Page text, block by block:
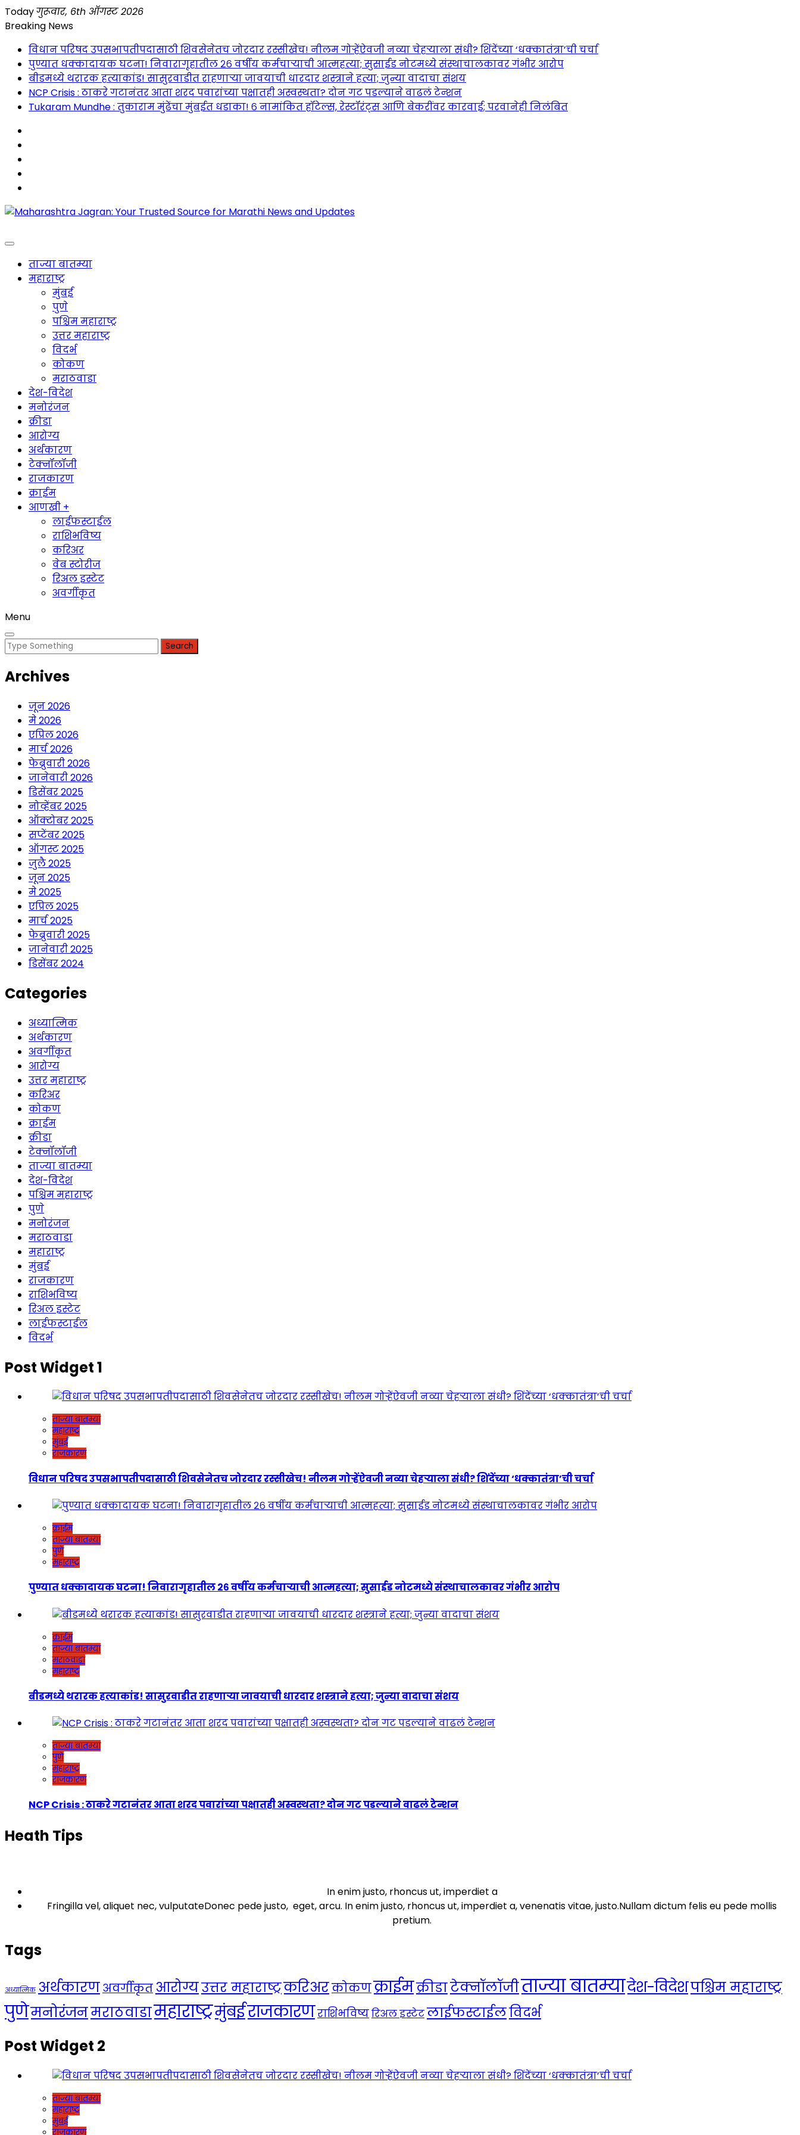
Skip
to
Todayगुरूवार, 6th ऑगस्ट 2026
Breaking News
विधान परिषद उपसभापतीपदासाठी शिवसेनेतच जोरदार रस्सीखेच! नीलम गोऱ्हेंऐवजी नव्या चेहऱ्याला संधी? शिंदेंच्या ‘धक्कातंत्रा’ची चर्चा
पुण्यात धक्कादायक घटना! निवारागृहातील २६ वर्षीय कर्मचाऱ्याची आत्महत्या; सुसाईड नोटमध्ये संस्थाचालकावर गंभीर आरोप
बीडमध्ये थरारक हत्याकांड! सासुरवाडीत राहणाऱ्या जावयाची धारदार शस्त्राने हत्या; जुन्या वादाचा संशय
NCP Crisis : ठाकरे गटानंतर आता शरद पवारांच्या पक्षातही अस्वस्थता? दोन गट पडल्याने वाढलं टेन्शन
Tukaram Mundhe : तुकाराम मुंढेंचा मुंबईत धडाका! ६ नामांकित हॉटेल्स, रेस्टॉरंट्स आणि बेकरींवर कारवाई; परवानेही निलंबित
Maharashtra Jagran : Your Trusted Companion for the Latest News
ताज्या बातम्या
महाराष्ट्र
मुंबई
पुणे
पश्चिम महाराष्ट्र
उत्तर महाराष्ट्र
विदर्भ
कोकण
मराठवाडा
देश-विदेश
मनोरंजन
क्रीडा
आरोग्य
अर्थकारण
टेक्नॉलॉजी
राजकारण
क्राईम
आणखी +
लाईफस्टाईल
राशिभविष्य
करिअर
वेब स्टोरीज
रिअल इस्टेट
अवर्गीकृत
Menu
Search
Archives
जून 2026
मे 2026
एप्रिल 2026
मार्च 2026
फेब्रुवारी 2026
जानेवारी 2026
डिसेंबर 2025
नोव्हेंबर 2025
ऑक्टोबर 2025
सप्टेंबर 2025
ऑगस्ट 2025
जुलै 2025
जून 2025
मे 2025
एप्रिल 2025
मार्च 2025
फेब्रुवारी 2025
जानेवारी 2025
डिसेंबर 2024
Categories
अध्यात्मिक
अर्थकारण
अवर्गीकृत
आरोग्य
उत्तर महाराष्ट्र
करिअर
कोकण
क्राईम
क्रीडा
टेक्नॉलॉजी
ताज्या बातम्या
देश-विदेश
पश्चिम महाराष्ट्र
पुणे
मनोरंजन
मराठवाडा
महाराष्ट्र
मुंबई
राजकारण
राशिभविष्य
रिअल इस्टेट
लाईफस्टाईल
विदर्भ
Post Widget 1
ताज्या बातम्या
महाराष्ट्र
मुंबई
राजकारण
विधान परिषद उपसभापतीपदासाठी शिवसेनेतच जोरदार रस्सीखेच! नीलम गोऱ्हेंऐवजी नव्या चेहऱ्याला संधी? शिंदेंच्या ‘धक्कातंत्रा’ची चर्चा
क्राईम
ताज्या बातम्या
पुणे
महाराष्ट्र
पुण्यात धक्कादायक घटना! निवारागृहातील २६ वर्षीय कर्मचाऱ्याची आत्महत्या; सुसाईड नोटमध्ये संस्थाचालकावर गंभीर आरोप
क्राईम
ताज्या बातम्या
मराठवाडा
महाराष्ट्र
बीडमध्ये थरारक हत्याकांड! सासुरवाडीत राहणाऱ्या जावयाची धारदार शस्त्राने हत्या; जुन्या वादाचा संशय
ताज्या बातम्या
पुणे
महाराष्ट्र
राजकारण
NCP Crisis : ठाकरे गटानंतर आता शरद पवारांच्या पक्षातही अस्वस्थता? दोन गट पडल्याने वाढलं टेन्शन
Heath Tips
In enim justo, rhoncus ut, imperdiet a
Fringilla vel, aliquet nec, vulputateDonec pede justo, eget, arcu. In enim justo, rhoncus ut, imperdiet a, venenatis vitae, justo.Nullam dictum felis eu pede mollis
pretium.
Tags
अध्यात्मिक अर्थकारणअवर्गीकृत आरोग्यउत्तर महाराष्ट्रकरिअरकोकणक्राईमक्रीडाटेक्नॉलॉजीताज्या बातम्यादेश-विदेशपश्चिम महाराष्ट्र
पुणेमनोरंजनमराठवाडामहाराष्ट्रमुंबईराजकारणराशिभविष्यरिअल इस्टेटलाईफस्टाईलविदर्भ
Post Widget 2
ताज्या बातम्या
महाराष्ट्र
मुंबई
राजकारण